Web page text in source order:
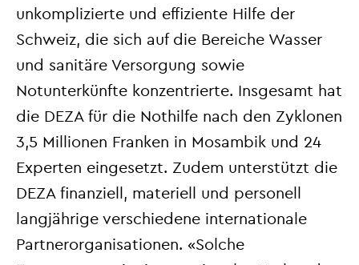
unkomplizierte und effiziente Hilfe der
Schweiz, die sich auf die Bereiche Wasser
und sanitäre Versorgung sowie
Notunterkünfte konzentrierte. Insgesamt hat
die DEZA für die Nothilfe nach den Zyklonen
3,5 Millionen Franken in Mosambik und 24
Experten eingesetzt. Zudem unterstützt die
DEZA finanziell, materiell und personell
langjährige verschiedene internationale
Partnerorganisationen. «Solche